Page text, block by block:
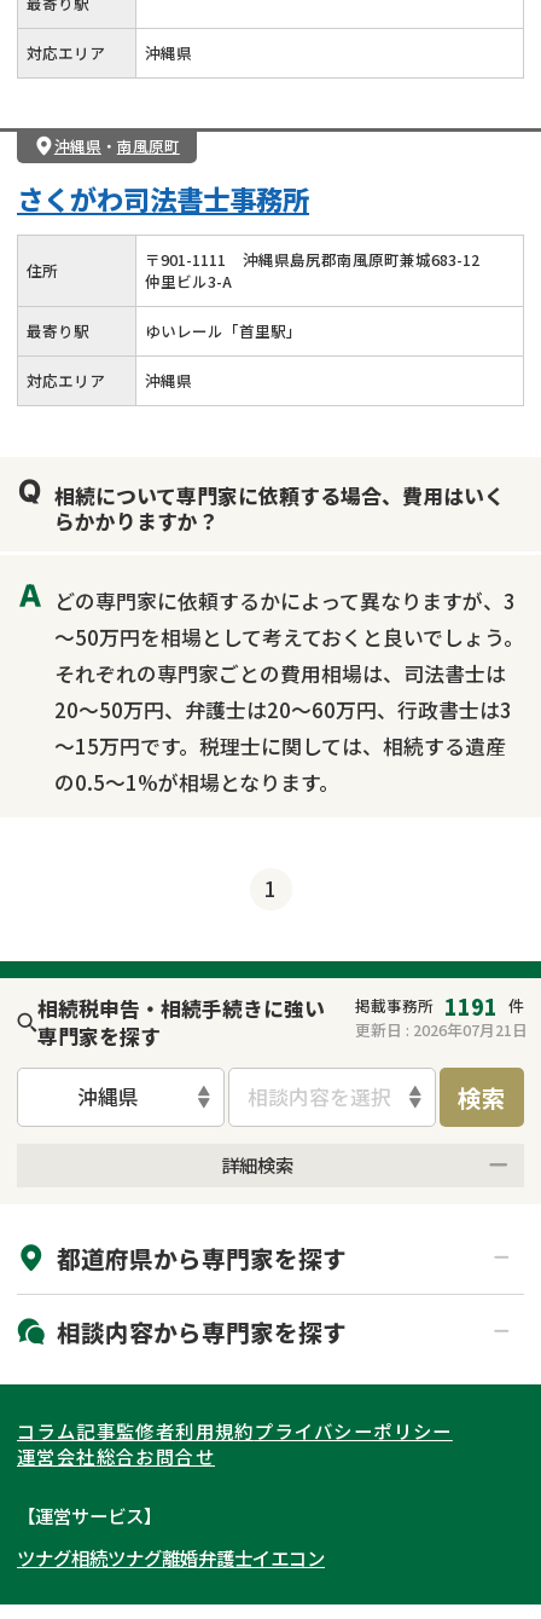
対応エリア 沖縄県
沖縄県 ・ 南風原町
さくがわ司法書士事務所
住所 〒901-1111
沖縄県島尻郡南風原町兼城683-12
仲里ビル3-A
最寄り駅 ゆいレール「首里駅」
対応エリア 沖縄県
相続について専門家に依頼する場合、費用はいく
らかかりますか？
どの専門家に依頼するかによって異なりますが、3
～50万円を相場として考えておくと良いでしょう。
それぞれの専門家ごとの費用相場は、司法書士は
20～50万円、弁護士は20～60万円、行政書士は3
～15万円です。税理士に関しては、相続する遺産
の0.5～1%が相場となります。
1
相続税申告・相続手続きに強い
専門家を探す
掲載事務所 1191 件
更新日 : 2026年07月21日
沖縄県 相談内容を選択 検索
詳細検索
初回相談無料
土日祝の相談可能
都道府県から専門家を探す
北海道・東北
北海道 青森県
岩手県 宮城県
秋田県
福島県
関東
東京都 神奈川県
埼玉県
茨城県 群馬県
東海
愛知県
岐阜県 山梨県
関西
大阪府 京都府
北陸・甲信越
相談内容から専門家を探す
相続登記
遺産分割
相続手続き
家族信託
成年後見・任意後見
コラム記事監修者利用規約プライバシーポリシー
運営会社総合お問合せ
【運営サービス】
ツナグ相続ツナグ離婚弁護士イエコン